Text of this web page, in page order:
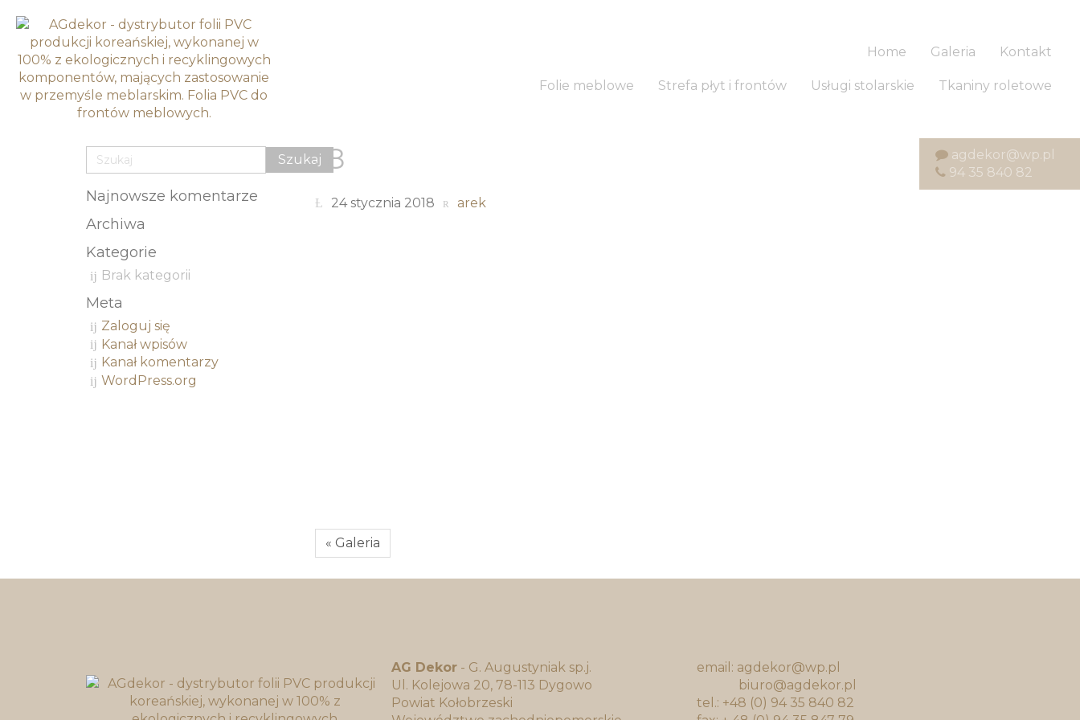
Home Galeria Kontakt
Folie meblowe Strefa płyt i frontów Usługi stolarskie Tkaniny roletowe
agdekor@wp.pl
94 35 840 82
Najnowsze komentarze
Archiwa
Kategorie
Brak kategorii
Meta
Zaloguj się
Kanał wpisów
Kanał komentarzy
WordPress.org
8
24 stycznia 2018 arek
« Galeria
AG Dekor - G. Augustyniak sp.j.
Ul. Kolejowa 20, 78-113 Dygowo
Powiat Kołobrzeski
email: agdekor@wp.pl
biuro@agdekor.pl
tel.: +48 (0) 94 35 840 82